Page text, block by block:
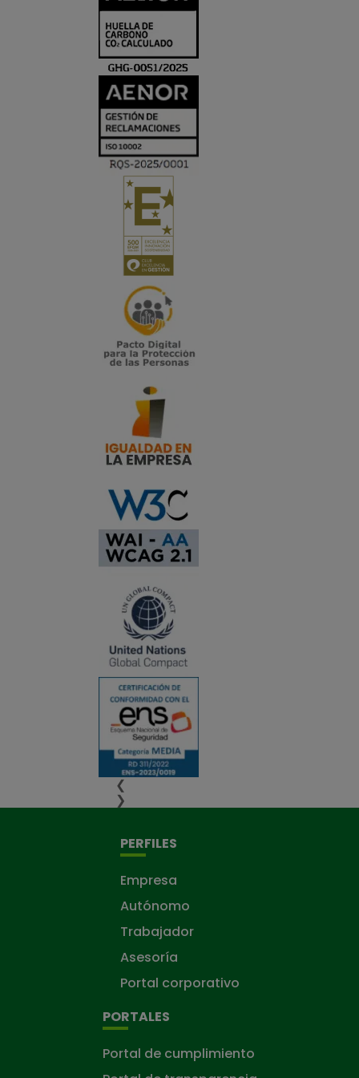
❮
❯
PERFILES
Empresa
Autónomo
Trabajador
Asesoría
Portal corporativo
PORTALES
Portal de cumplimiento